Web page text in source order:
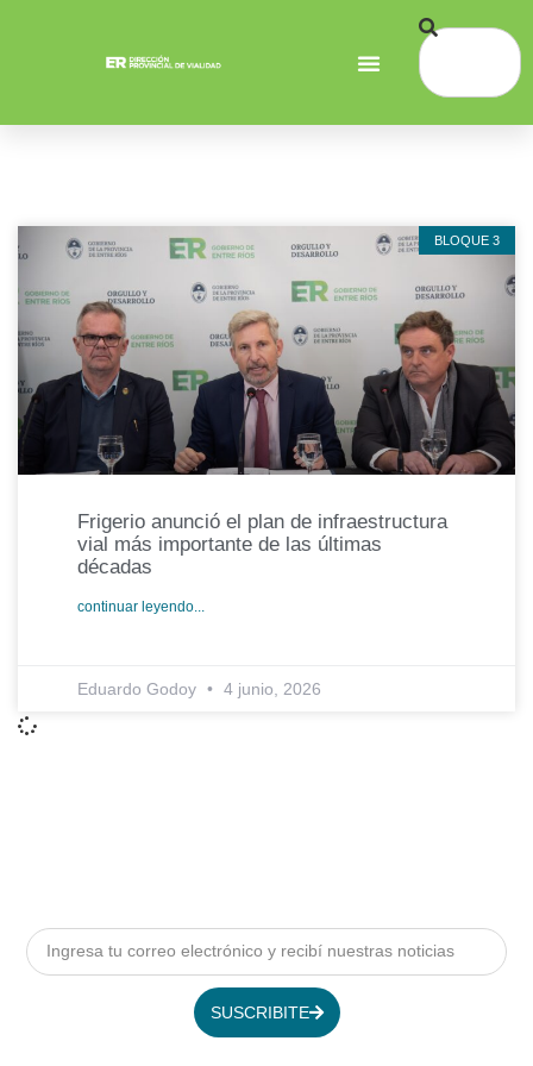
BLOQUE 3
Frigerio anunció el plan de infraestructura
vial más importante de las últimas
décadas
continuar leyendo...
Eduardo Godoy 4 junio, 2026
SUSCRIBITE